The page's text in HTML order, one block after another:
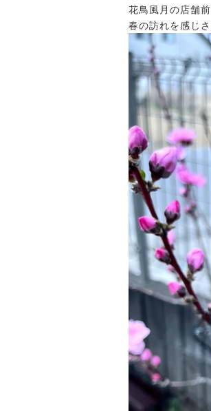
花鳥風月の店舗
春の訪れを感じ